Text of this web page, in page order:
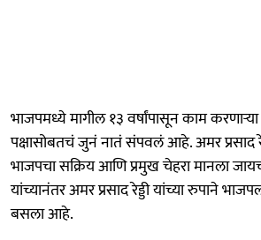
भाजपमध्ये मागील १३ वर्षांपासून काम करणाऱ्या
पक्षासोबतचं जुनं नातं संपवलं आहे. अमर प्रसाद
भाजपचा सक्रिय आणि प्रमुख चेहरा मानला
यांच्यानंतर अमर प्रसाद रेड्डी यांच्या रुपाने
बसला आहे.